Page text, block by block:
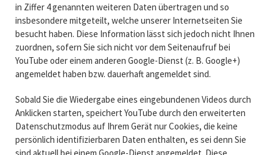
in Ziffer 4 genannten weiteren Daten übertragen und so
insbesondere mitgeteilt, welche unserer Internetseiten Sie
besucht haben. Diese Information lässt sich jedoch nicht Ihnen
zuordnen, sofern Sie sich nicht vor dem Seitenaufruf bei
YouTube oder einem anderen Google-Dienst (z. B. Google+)
angemeldet haben bzw. dauerhaft angemeldet sind.
Sobald Sie die Wiedergabe eines eingebundenen Videos durch
Anklicken starten, speichert YouTube durch den erweiterten
Datenschutzmodus auf Ihrem Gerät nur Cookies, die keine
persönlich identifizierbaren Daten enthalten, es sei denn Sie
sind aktuell bei einem Google-Dienst angemeldet. Diese